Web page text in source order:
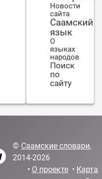
Новости
сайта
Саамский
язык
О
языках
народов
Поиск
по
сайту
© Саамские словари,
2014-2026
• О проекте • Карта